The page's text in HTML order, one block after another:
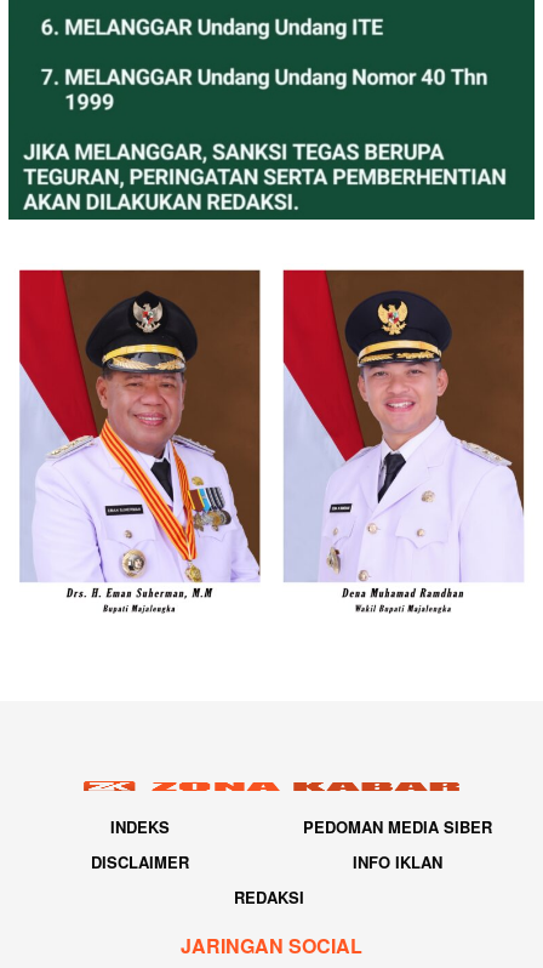
INDEKS
PEDOMAN MEDIA SIBER
DISCLAIMER
INFO IKLAN
REDAKSI
JARINGAN SOCIAL